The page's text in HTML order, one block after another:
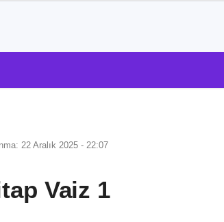
22 Aralık 2025 - 22:07
Vaiz 1